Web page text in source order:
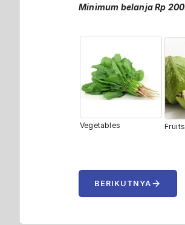
Minimum belanja Rp
Vegetables Fruits
BERIKUTNYA arrow_forward